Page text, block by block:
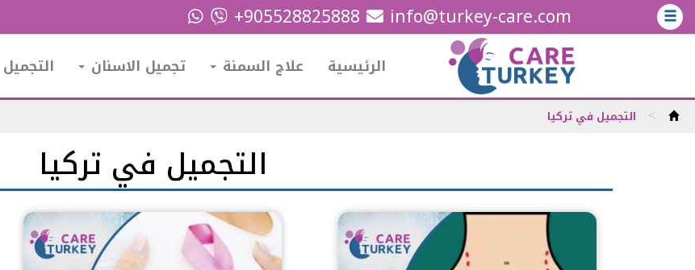
+905528825888 info@turkey-care.com
الرئيسية علاج السمنة تجميل الاسنان التجميل
> التجميل في تركيا
التجميل في تركيا